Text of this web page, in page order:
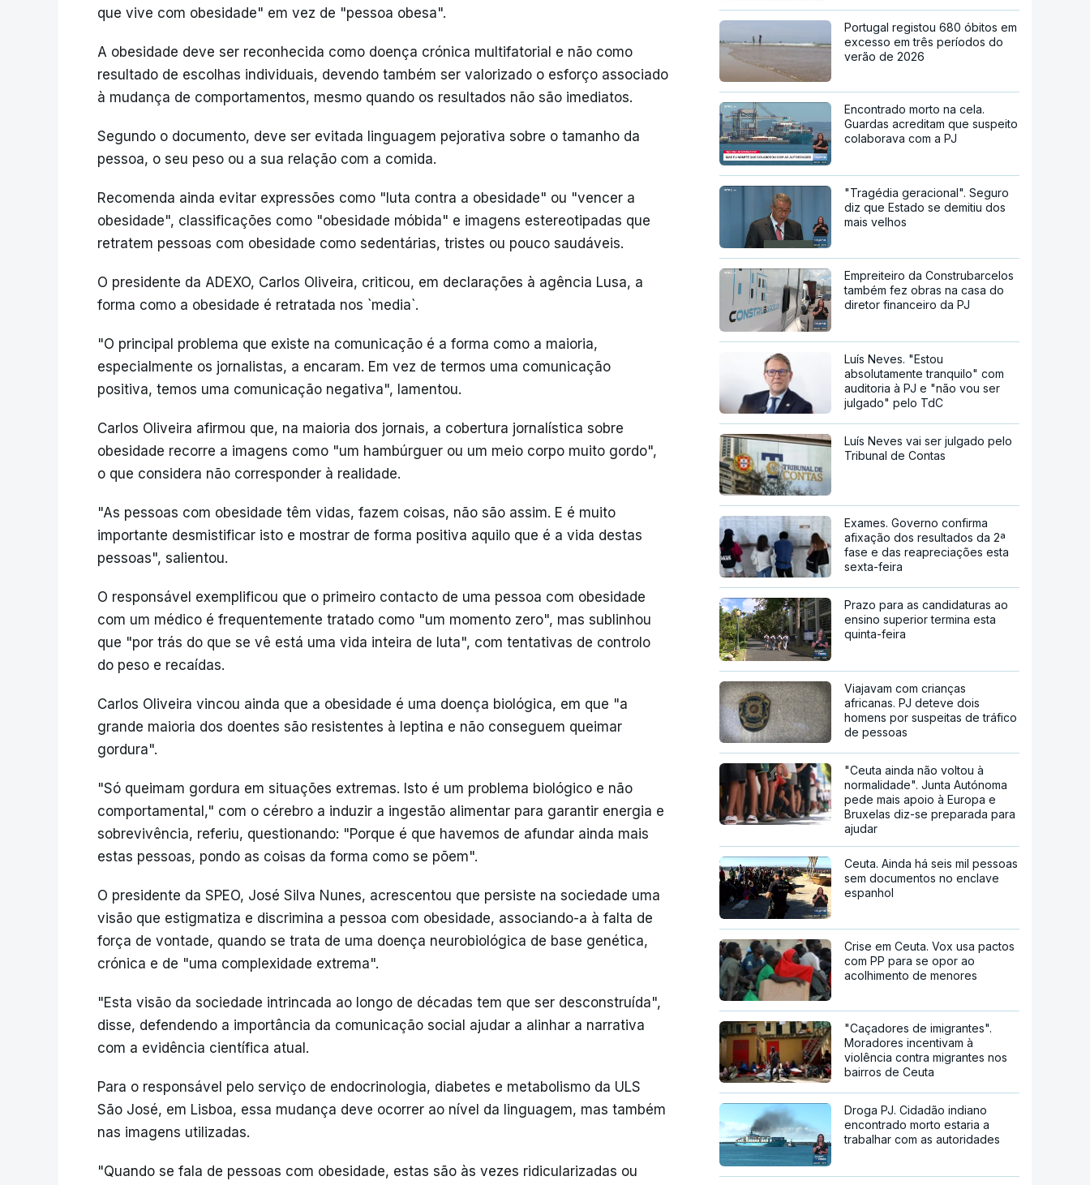
que vive com obesidade" em vez de "pessoa obesa".
A obesidade deve ser reconhecida como doença crónica multifatorial e não como
resultado de escolhas individuais, devendo também ser valorizado o esforço associado
à mudança de comportamentos, mesmo quando os resultados não são imediatos.
Segundo o documento, deve ser evitada linguagem pejorativa sobre o tamanho da
pessoa, o seu peso ou a sua relação com a comida.
Recomenda ainda evitar expressões como "luta contra a obesidade" ou "vencer a
obesidade", classificações como "obesidade móbida" e imagens estereotipadas que
retratem pessoas com obesidade como sedentárias, tristes ou pouco saudáveis.
O presidente da ADEXO, Carlos Oliveira, criticou, em declarações à agência Lusa, a
forma como a obesidade é retratada nos `media`.
"O principal problema que existe na comunicação é a forma como a maioria,
especialmente os jornalistas, a encaram. Em vez de termos uma comunicação
positiva, temos uma comunicação negativa", lamentou.
Carlos Oliveira afirmou que, na maioria dos jornais, a cobertura jornalística sobre
obesidade recorre a imagens como "um hambúrguer ou um meio corpo muito gordo",
o que considera não corresponder à realidade.
"As pessoas com obesidade têm vidas, fazem coisas, não são assim. E é muito
importante desmistificar isto e mostrar de forma positiva aquilo que é a vida destas
pessoas", salientou.
O responsável exemplificou que o primeiro contacto de uma pessoa com obesidade
com um médico é frequentemente tratado como "um momento zero", mas sublinhou
que "por trás do que se vê está uma vida inteira de luta", com tentativas de controlo
do peso e recaídas.
Carlos Oliveira vincou ainda que a obesidade é uma doença biológica, em que "a
grande maioria dos doentes são resistentes à leptina e não conseguem queimar
gordura".
"Só queimam gordura em situações extremas. Isto é um problema biológico e não
comportamental," com o cérebro a induzir a ingestão alimentar para garantir energia e
sobrevivência, referiu, questionando: "Porque é que havemos de afundar ainda mais
estas pessoas, pondo as coisas da forma como se põem".
O presidente da SPEO, José Silva Nunes, acrescentou que persiste na sociedade uma
visão que estigmatiza e discrimina a pessoa com obesidade, associando-a à falta de
força de vontade, quando se trata de uma doença neurobiológica de base genética,
crónica e de "uma complexidade extrema".
"Esta visão da sociedade intrincada ao longo de décadas tem que ser desconstruída",
disse, defendendo a importância da comunicação social ajudar a alinhar a narrativa
com a evidência científica atual.
Para o responsável pelo serviço de endocrinologia, diabetes e metabolismo da ULS
São José, em Lisboa, essa mudança deve ocorrer ao nível da linguagem, mas também
nas imagens utilizadas.
"Quando se fala de pessoas com obesidade, estas são às vezes ridicularizadas ou
Portugal registou 680 óbitos em
excesso em três períodos do
verão de 2026
Encontrado morto na cela.
Guardas acreditam que suspeito
colaborava com a PJ
"Tragédia geracional". Seguro
diz que Estado se demitiu dos
mais velhos
Empreiteiro da Construbarcelos
também fez obras na casa do
diretor financeiro da PJ
Luís Neves. "Estou
absolutamente tranquilo" com
auditoria à PJ e "não vou ser
julgado" pelo TdC
Luís Neves vai ser julgado pelo
Tribunal de Contas
Exames. Governo confirma
afixação dos resultados da 2ª
fase e das reapreciações esta
sexta-feira
Prazo para as candidaturas ao
ensino superior termina esta
quinta-feira
Viajavam com crianças
africanas. PJ deteve dois
homens por suspeitas de tráfico
de pessoas
"Ceuta ainda não voltou à
normalidade". Junta Autónoma
pede mais apoio à Europa e
Bruxelas diz-se preparada para
ajudar
Ceuta. Ainda há seis mil pessoas
sem documentos no enclave
espanhol
Crise em Ceuta. Vox usa pactos
com PP para se opor ao
acolhimento de menores
"Caçadores de imigrantes".
Moradores incentivam à
violência contra migrantes nos
bairros de Ceuta
Droga PJ. Cidadão indiano
encontrado morto estaria a
trabalhar com as autoridades